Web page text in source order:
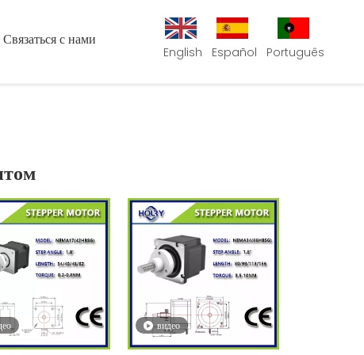
Связаться с нами
English Español Português
видео